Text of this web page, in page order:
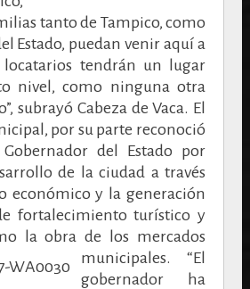
tanto de Tampico, como
Estado, puedan venir aquí a
tendrán un lugar
nivel, como ninguna otra
subrayó Cabeza de Vaca. El
por su parte reconoció
del Estado por
de la ciudad a través
económico y la generación
fortalecimiento turístico y
la obra de los mercados
municipales.“El
gobernador ha